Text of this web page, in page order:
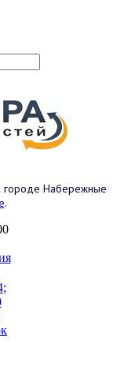
городе Набережные
.
;